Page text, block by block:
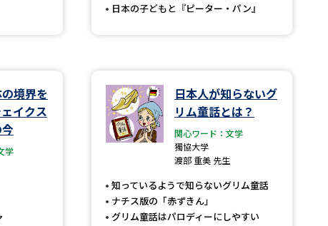
る
ローバルに強い大学特集
制度特集
ジ（高3生用）
日本の子どもと『ピーター・パン』
境界を
イクス
学
日本人が知らないグ
リム童話とは？
関心ワード：文学
獨協大学
渡部 重美 先生
知っているようで知らないグリム童話
ナチス版の「赤ずきん」
グリム童話はパロディーにしやすい